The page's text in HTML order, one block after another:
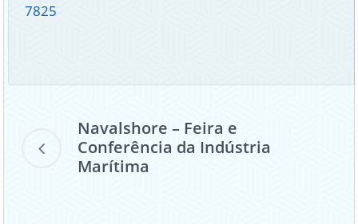
7825
Navalshore – Feira e
Conferência da Indústria
Marítima